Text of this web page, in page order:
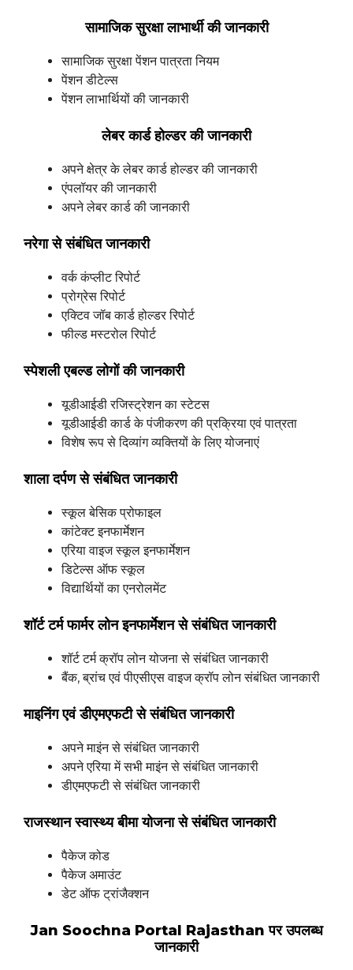
सामाजिक सुरक्षा लाभार्थी की जानकारी
सामाजिक सुरक्षा पेंशन पात्रता नियम
पेंशन डीटेल्स
पेंशन लाभार्थियों की जानकारी
लेबर कार्ड होल्डर की जानकारी
अपने क्षेत्र के लेबर कार्ड होल्डर की जानकारी
एंपलॉयर की जानकारी
अपने लेबर कार्ड की जानकारी
नरेगा से संबंधित जानकारी
वर्क कंप्लीट रिपोर्ट
प्रोग्रेस रिपोर्ट
एक्टिव जॉब कार्ड होल्डर रिपोर्ट
फील्ड मस्टरोल रिपोर्ट
स्पेशली एबल्ड लोगों की जानकारी
यूडीआईडी रजिस्ट्रेशन का स्टेटस
यूडीआईडी कार्ड के पंजीकरण की प्रक्रिया एवं पात्रता
विशेष रूप से दिव्यांग व्यक्तियों के लिए योजनाएं
शाला दर्पण से संबंधित जानकारी
स्कूल बेसिक प्रोफाइल
कांटेक्ट इनफार्मेशन
एरिया वाइज स्कूल इनफार्मेशन
डिटेल्स ऑफ स्कूल
विद्यार्थियों का एनरोलमेंट
शॉर्ट टर्म फार्मर लोन इनफार्मेशन से संबंधित जानकारी
शॉर्ट टर्म क्रॉप लोन योजना से संबंधित जानकारी
बैंक, ब्रांच एवं पीएसीएस वाइज क्रॉप लोन संबंधित जानकारी
माइनिंग एवं डीएमएफटी से संबंधित जानकारी
अपने माइंन से संबंधित जानकारी
अपने एरिया में सभी माइंन से संबंधित जानकारी
डीएमएफटी से संबंधित जानकारी
राजस्थान स्वास्थ्य बीमा योजना से संबंधित जानकारी
पैकेज कोड
पैकेज अमाउंट
डेट ऑफ ट्रांजैक्शन
Jan Soochna Portal Rajasthan पर उपलब्ध
जानकारी